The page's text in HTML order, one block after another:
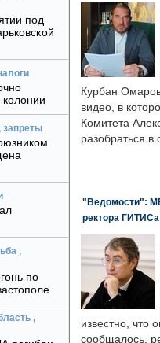
под
запреты
,
по
,
Курбан
видео, в
Комитета
разобраться в
"Ведомости":
ректора
известно, что
сообщалось,